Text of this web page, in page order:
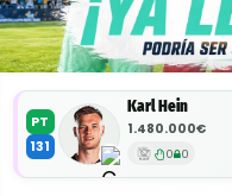
PT
131
Karl Hein
1.480.000€
0 0